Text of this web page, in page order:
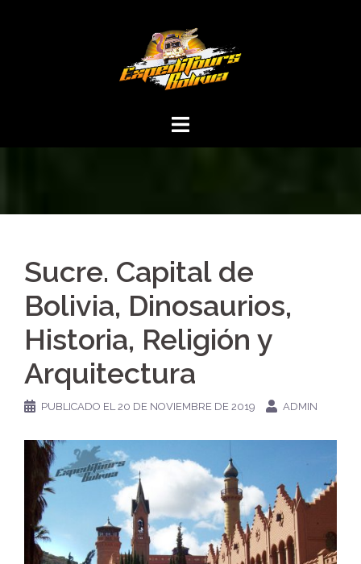
Sucre. Capital de
Bolivia, Dinosaurios,
Historia, Religión y
Arquitectura
PUBLICADO EL20 DE NOVIEMBRE DE 2019 ADMIN